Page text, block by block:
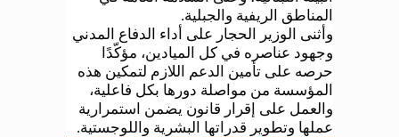
المناطق الريفية والجبلية.
وأثنى الوزير الحجار على أداء الدفاع المدني
وجهود عناصره في كل الميادين، مؤكّدًا
حرصه على تأمين الدعم اللازم لتمكين هذه
المؤسسة من مواصلة دورها بكل فاعلية،
والعمل على إقرار قانون يضمن استمرارية
عملها وتطوير قدراتها البشرية واللوجستية.